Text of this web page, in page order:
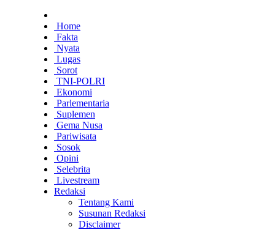
Home
Fakta
Nyata
Lugas
Sorot
TNI-POLRI
Ekonomi
Parlementaria
Suplemen
Gema Nusa
Pariwisata
Sosok
Opini
Selebrita
Livestream
Redaksi
Tentang Kami
Susunan Redaksi
Disclaimer